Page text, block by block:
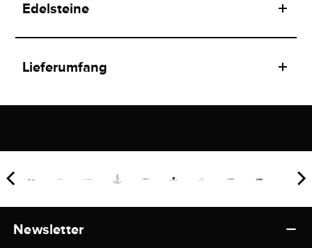
Edelsteine
Lieferumfang
Newsletter